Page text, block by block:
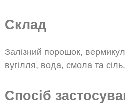
Склад
Залізний порошок,
вугілля, вода, смола та сіль.
Спосіб